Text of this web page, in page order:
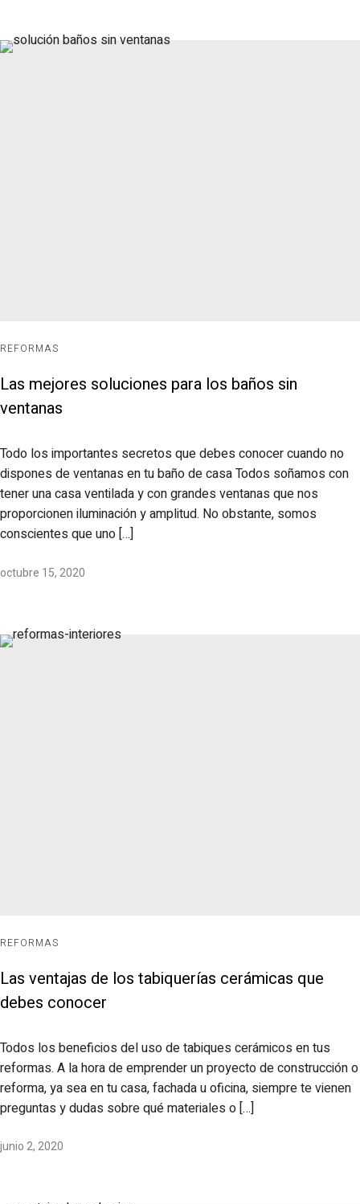
REFORMAS
Las mejores soluciones para los baños sin
ventanas
Todo los importantes secretos que debes conocer cuando no
dispones de ventanas en tu baño de casa Todos soñamos con
tener una casa ventilada y con grandes ventanas que nos
proporcionen iluminación y amplitud. No obstante, somos
conscientes que uno […]
octubre 15, 2020
REFORMAS
Las ventajas de los tabiquerías cerámicas que
debes conocer
Todos los beneficios del uso de tabiques cerámicos en tus
reformas. A la hora de emprender un proyecto de construcción o
reforma, ya sea en tu casa, fachada u oficina, siempre te vienen
preguntas y dudas sobre qué materiales o […]
junio 2, 2020